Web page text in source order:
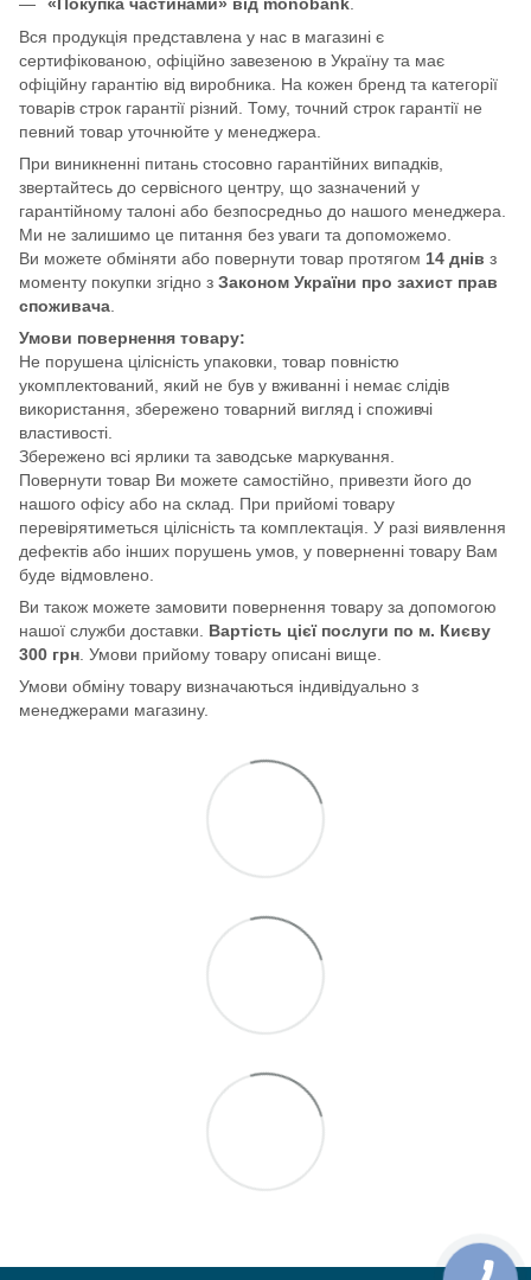
Вся продукція представлена у нас в магазині є
сертифікованою, офіційно завезеною в Україну та має
офіційну гарантію від виробника. На кожен бренд та категорії
товарів строк гарантії різний. Тому, точний строк гарантії не
певний товар уточнюйте у менеджера.
При виникненні питань стосовно гарантійних випадків,
звертайтесь до сервісного центру, що зазначений у
гарантійному талоні або безпосредньо до нашого менеджера.
Ми не залишимо це питання без уваги та допоможемо.
Ви можете обміняти або повернути товар протягом 14 днів з
моменту покупки згідно з Законом України про захист прав
споживача
Умови повернення товару:
Не порушена цілісність упаковки, товар повністю
укомплектований, який не був у вживанні і немає слідів
використання, збережено товарний вигляд і споживчі
властивості.
Збережено всі ярлики та заводське маркування.
Повернути товар Ви можете самостійно, привезти його до
нашого офісу або на склад. При прийомі товару
перевірятиметься цілісність та комплектація. У разі виявлення
дефектів або інших порушень умов, у поверненні товару Вам
буде відмовлено.
Ви також можете замовити повернення товару за допомогою
нашої служби доставки. Вартість цієї послуги по м. Києву
300 грн . Умови прийому товару описані вище.
Умови обміну товару визначаються індивідуально з
менеджерами магазину.